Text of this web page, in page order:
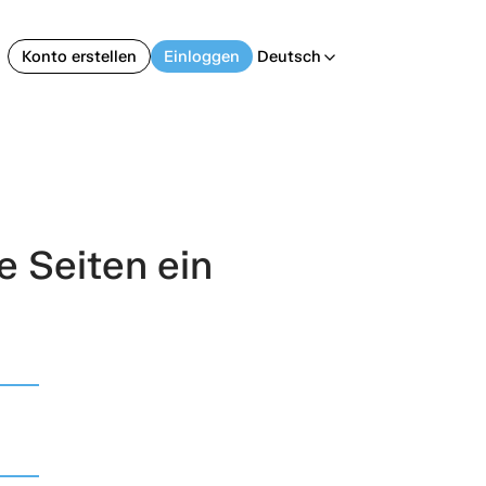
Konto erstellen Einloggen Deutsch arrow_back_ios
Seiten ein